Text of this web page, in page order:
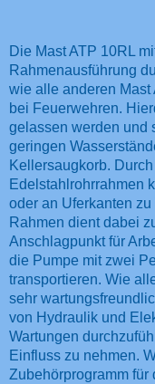
Die Mast ATP 10RL
Rahmenausführung
wie alle anderen
bei Feuerwehren.
gelassen werden und
geringen
Kellersaugkorb.
Edelstahlrohrrahmen
oder an Uferkanten
Rahmen dient dabei
Anschlagpunkt für
die Pumpe mit zwei
transportieren. Wie
sehr
von Hydraulik und
Wartungen
Einfluss zu nehmen.
Zubehörprogramm für